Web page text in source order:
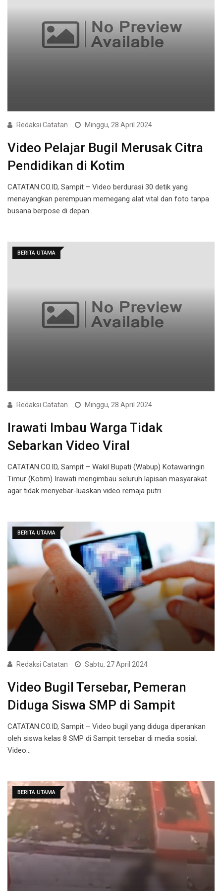
Redaksi Catatan Minggu, 28 April 2024
Video Pelajar Bugil Merusak Citra
Pendidikan di Kotim
CATATAN.CO.ID, Sampit – Video berdurasi 30 detik yang
menayangkan perempuan memegang alat vital dan foto tanpa
busana berpose di depan…
BERITA UTAMA
Redaksi Catatan Minggu, 28 April 2024
Irawati Imbau Warga Tidak
Sebarkan Video Viral
CATATAN.CO.ID, Sampit – Wakil Bupati (Wabup) Kotawaringin
Timur (Kotim) Irawati mengimbau seluruh lapisan masyarakat
agar tidak menyebar-luaskan video remaja putri…
BERITA UTAMA
Redaksi Catatan Sabtu, 27 April 2024
Video Bugil Tersebar, Pemeran
Diduga Siswa SMP di Sampit
CATATAN.CO.ID, Sampit – Video bugil yang diduga diperankan
oleh siswa kelas 8 SMP di Sampit tersebar di media sosial.
Video…
BERITA UTAMA